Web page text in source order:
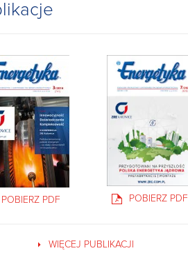
POBIERZ PDF POBIERZ PDF
WIĘCEJ PUBLIKACJI